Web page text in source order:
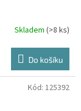
Skladem (>8 ks)
Do košíku
Kód: 125392